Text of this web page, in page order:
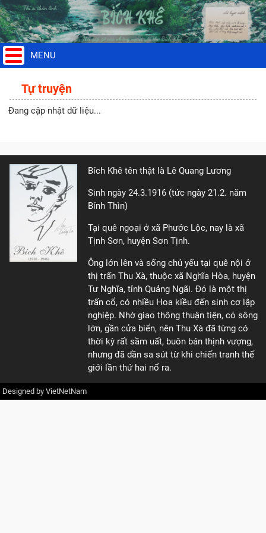
MENU
Tự truyện
Đang cập nhật dữ liệu...
Bích Khê tên thật là Lê Quang Lương
Sinh ngày 24.3.1916 (tức ngày 21.2. năm
Bính Thìn)
Tại quê ngoại ở xã Phước Lộc, nay là xã
Tịnh Sơn, huyện Sơn Tịnh.
Ông lớn lên và sống chủ yếu tại quê nội ở
thị trấn Thu Xà, thuộc xã Nghĩa Hòa, huyện
Tư Nghĩa, tỉnh Quảng Ngãi. Đó là một thị
trấn cổ, có nhiều Hoa kiều đến sinh cơ lập
nghiệp. Nhờ giao thông thuận tiện, có sông
lớn, gần cửa biển, nên Thu Xà đã từng có
thời kỳ rất sầm uất, buôn bán thịnh vượng,
nhưng đã dần sa sút từ khi chiến tranh thế
giới lần thứ hai nổ ra.
Designed byVietNetNam